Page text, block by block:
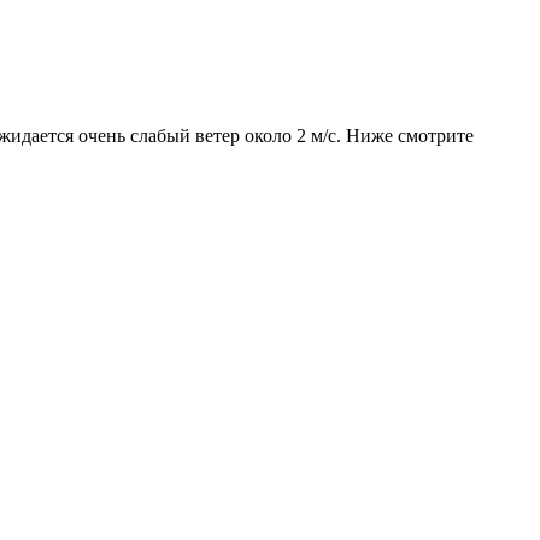
очень слабый ветер около 2 м/с. Ниже смотрите